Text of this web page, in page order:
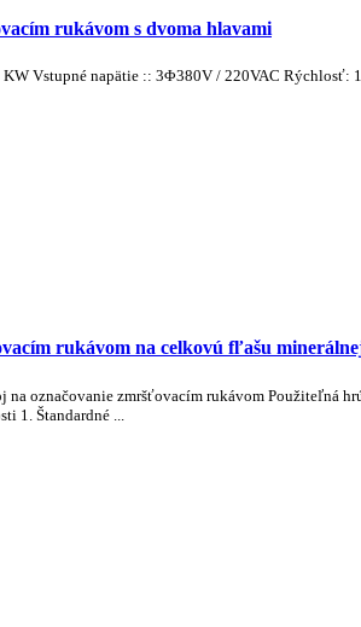
rukávom s dvoma hlavami
Vstupné napätie :: 3Φ380V / 220VAC
rukávom na celkovú fľašu
označovanie zmršťovacím rukávom Použiteľná
1. Štandardné ...